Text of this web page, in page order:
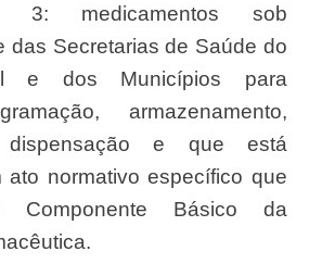
das Secretarias de Saúde do
e dos Municípios para
armazenamento,
dispensação e que está
ato normativo específico que
Componente Básico da